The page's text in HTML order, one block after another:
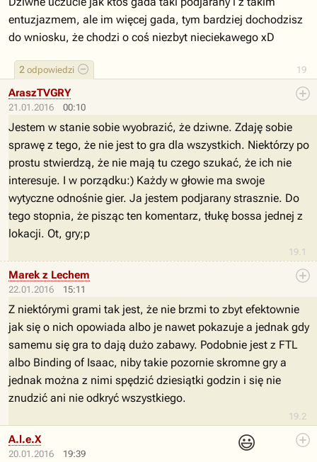
19
2 odpowiedzi
entuzjazmem, ale im więcej gada, tym bardziej dochodzisz
do wniosku, że chodzi o coś niezbyt nieciekawego xD
21.01.2016 00:10
19.1
AraszTVGRY
Jestem w stanie sobie wyobrazić, że dziwne. Zdaję sobie
sprawę z tego, że nie jest to gra dla wszystkich. Niektórzy po
prostu stwierdzą, że nie mają tu czego szukać, że ich nie
interesuje. I w porządku:) Każdy w głowie ma swoje
wytyczne odnośnie gier. Ja jestem podjarany strasznie. Do
tego stopnia, że pisząc ten komentarz, tłukę bossa jednej z
lokacji. Ot, gry;p
22.01.2016 15:11
19.2
Marek z Lechem
Z niektórymi grami tak jest, że nie brzmi to zbyt efektownie
jak się o nich opowiada albo je nawet pokazuje a jednak gdy
samemu się gra to dają dużo zabawy. Podobnie jest z FTL
albo Binding of Isaac, niby takie pozornie skromne gry a
jednak można z nimi spędzić dziesiątki godzin i się nie
znudzić ani nie odkryć wszystkiego.
20.01.2016 19:39
😃
A.l.e.X